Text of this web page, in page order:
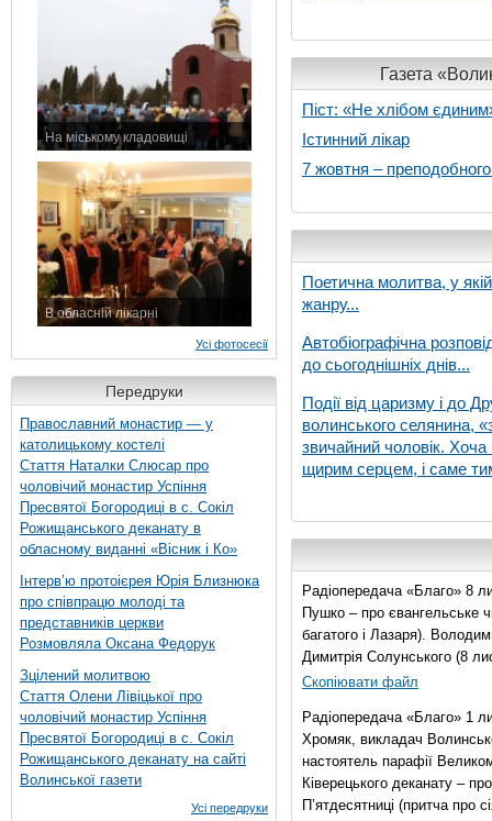
На міському кладовищі
В обласній лікарні
Усі фотосесії
Передруки
Православний монастир — у
католицькому костелі
Стаття Наталки Слюсар про
чоловічий монастир Успіння
Пресвятої Богородиці в с. Сокіл
Рожищанського деканату в
обласному виданні «Вісник і Ко»
Інтерв’ю протоієрея Юрія Близнюка
про співпрацю молоді та
представників церкви
Розмовляла Оксана Федорук
Зцілений молитвою
Стаття Олени Лівіцької про
чоловічий монастир Успіння
Пресвятої Богородиці в с. Сокіл
Рожищанського деканату на сайті
Волинської газети
Усі передруки
Газета
Піст: «Не хлібом
Істинний лікар
7 жовтня –
Поетична молитва, у
жанру...
Автобіографічна
до сьогоднішніх днів...
Події від царизму і до
волинського селянина,
звичайний чоловік. Хоча
щирим серцем, і саме
Радіопередача «Благо» 8
Пушко – про євангельське
багатого і Лазаря).
Димитрія Солунського (8
Скопіювати файл
Радіопередача «Благо» 1
Хромяк, викладач
настоятель парафії
Ківерецького деканату –
П’ятдесятниці (притча про